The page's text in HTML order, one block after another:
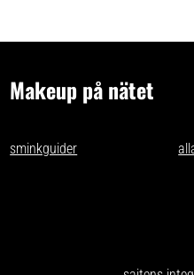
Makeup på nätet
sminkguider och listar nästan